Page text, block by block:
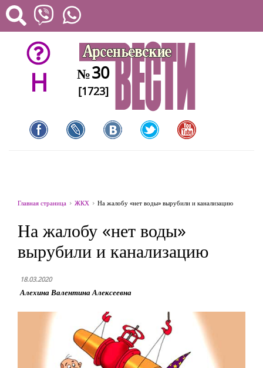
H №30
[1723]
Главная страница ЖКХ На жалобу «нет воды» вырубили и канализацию
На жалобу «нет воды»
вырубили и канализацию
18.03.2020
Алехина Валентина Алексеевна